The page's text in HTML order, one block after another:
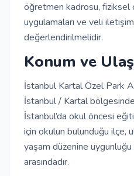
öğretmen kadrosu, fiziksel
uygulamaları ve veli
değerlendirilmelidir.
Konum ve
İstanbul Kartal Özel Park
İstanbul / Kartal
İstanbul’da okul öncesi
için okulun bulunduğu ilçe,
yaşam düzenine
arasındadır.